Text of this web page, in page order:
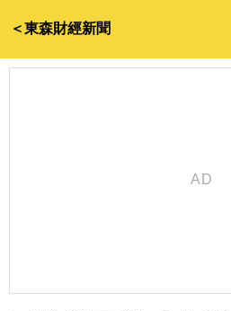
＜東森財經新聞